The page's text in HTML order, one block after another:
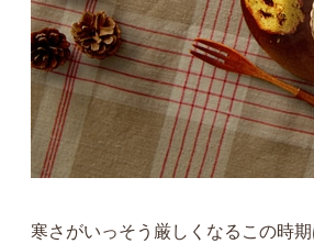
寒さがいっそう厳しくなるこの時